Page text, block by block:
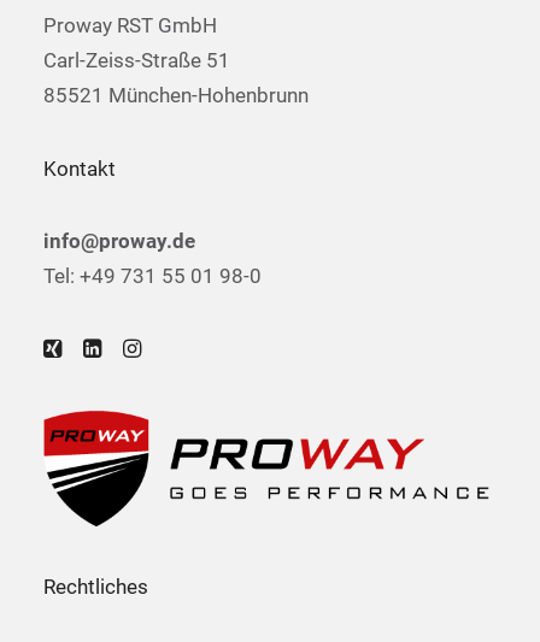
Proway RST GmbH
Carl-Zeiss-Straße 51
85521 München-Hohenbrunn
Kontakt
info@proway.de
Tel: +49 731 55 01 98-0
Rechtliches